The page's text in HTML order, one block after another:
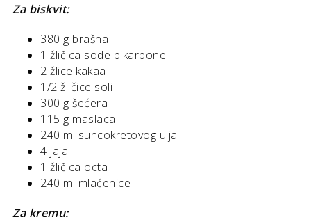
Za biskvit:
380 g brašna
1 žličica sode bikarbone
2 žlice kakaa
1/2 žličice soli
300 g šećera
115 g maslaca
240 ml suncokretovog ulja
4 jaja
1 žličica octa
240 ml mlaćenice
Za kremu: